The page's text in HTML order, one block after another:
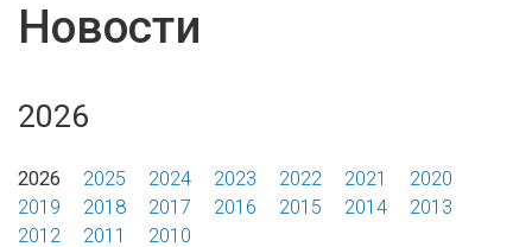
Новости
2026
2026 2025 2024 2023 2022 2021
2020
2019
2018 2017 2016 2015 2014
2013
2012
2011 2010